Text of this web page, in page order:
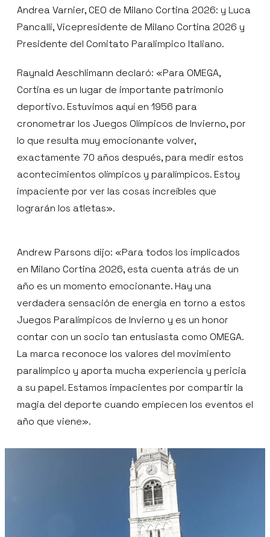
Andrea Varnier, CEO de Milano Cortina 2026: y Luca
Pancalli, Vicepresidente de Milano Cortina 2026 y
Presidente del Comitato Paralimpico Italiano.
Raynald Aeschlimann declaró: «Para OMEGA,
Cortina es un lugar de importante patrimonio
deportivo. Estuvimos aquí en 1956 para
cronometrar los Juegos Olímpicos de Invierno, por
lo que resulta muy emocionante volver,
exactamente 70 años después, para medir estos
acontecimientos olímpicos y paralímpicos. Estoy
impaciente por ver las cosas increíbles que
lograrán los atletas».
Andrew Parsons dijo: «Para todos los implicados
en Milano Cortina 2026, esta cuenta atrás de un
año es un momento emocionante. Hay una
verdadera sensación de energía en torno a estos
Juegos Paralímpicos de Invierno y es un honor
contar con un socio tan entusiasta como OMEGA.
La marca reconoce los valores del movimiento
paralímpico y aporta mucha experiencia y pericia
a su papel. Estamos impacientes por compartir la
magia del deporte cuando empiecen los eventos el
año que viene».